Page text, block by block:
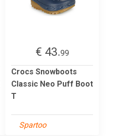
€ 43.99
Crocs Snowboots
Classic Neo Puff Boot
T
Spartoo